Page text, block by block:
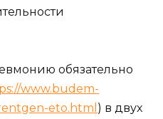
обязательно
www.budem-
eto.html ) в двух